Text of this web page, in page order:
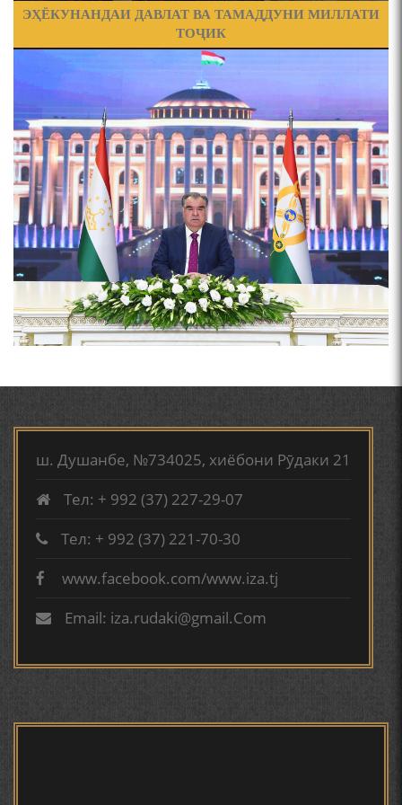
ЧЕХРАХОИ АСЛИИ МИРЗО
Мирзо Турсунзода-
"Кахрамони Точикистон"
ТАРЧУМАИ ХОЛ/MIRZO
Сайри осорхона - Мирзо
ҶАШНИ ВАҲДАТИ МИЛЛӢ ДАР АМИТ
ПРЕДПОСЫЛКИ СТАНОВЛЕНИЯ
ФИЛОЛОГИЧЕСКОГО РОМАНА В ТАДЖИКСКОЙ
МУРУВВАТИЁН ДЖ. ДЖ.
ВАСФИ МОДАР ДАР НАМУНАҲОИ ОСОРИ ШИФОҲИ
ВОЖАҲОИ НУРОНИИ ШЕЪР АНЗУРАТИ МАЛИКЗОД.
ТАСАВВУРИ МАРДУМ ДАР ХУСУСИ ИШҚИ РӮДАКӢ
ФАРИДУН ИСМОИЛОВ.
АБУАБДУЛЛОҲИ РӮДАКӢ ДАР ТАҲҚИҚИ ТОҶИДДИН
МАРДОНӢ УМРИДДИН ЮСУФӢ ИНСТИТУТИ ЗАБОН
КИРОМИ БУХОРӢ ШОИРИ ИНСОНДӮСТ УСМОНОВА
ГУЛБАҲОР.
ТАҶАССУМИ ҲАСБИ ҲОЛ ДАР ҒАЗАЛИЁТИ КИРОМИ
БУХОРОӢ УСМОНОВА Г.Ф.
БЕРУНӢ ВА НАВРӮЗИ АҶАМ
Pages
ЭҲЁКУНАНДАИ ДАВЛАТ ВА ТАМАДДУНИ МИЛЛАТИ
ТОҶИК
ш. Душанбе, №734025, хиёбони Рӯдаки 21
Тел: + 992 (37) 227-29-07
Тел: + 992 (37) 221-70-30
www.facebook.com/www.iza.tj
Email: iza.rudaki@gmail.Com